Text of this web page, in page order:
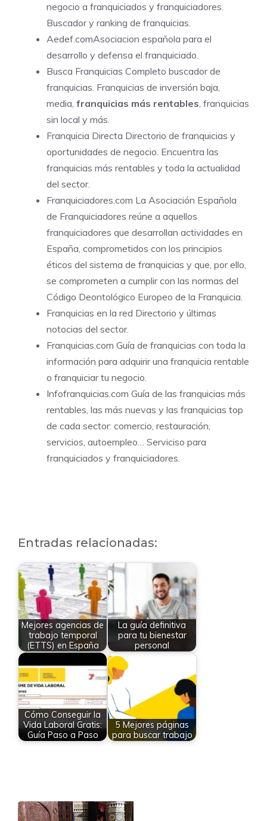
negocio a franquiciados y franquiciadores.
Buscador y ranking de franquicias.
Aedef.comAsociacion española para el
desarrollo y defensa el franquiciado.
Busca Franquicias Completo buscador de
franquicias. Franquicias de inversión baja,
media, franquicias más rentables, franquicias
sin local y más.
Franquicia Directa Directorio de franquicias y
oportunidades de negocio. Encuentra las
franquicias más rentables y toda la actualidad
del sector.
Franquiciadores.com La Asociación Española
de Franquiciadores reúne a aquellos
franquiciadores que desarrollan actividades en
España, comprometidos con los principios
éticos del sistema de franquicias y que, por ello,
se comprometen a cumplir con las normas del
Código Deontológico Europeo de la Franquicia.
Franquicias en la red Directorio y últimas
notocias del sector.
Franquicias.com Guía de franquicias con toda la
información para adquirir una franquicia rentable
o franquiciar tu negocio.
Infofranquicias.com Guía de las franquicias más
rentables, las más nuevas y las franquicias top
de cada sector: comercio, restauración,
servicios, autoempleo… Serviciso para
franquiciados y franquiciadores.
Entradas relacionadas:
Mejores agencias de
trabajo temporal
(ETTS) en España
La guía definitiva
para tu bienestar
personal
Cómo Conseguir la
Vida Laboral Gratis:
Guía Paso a Paso
5 Mejores páginas
para buscar trabajo